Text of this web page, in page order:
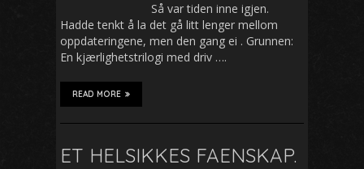
Så var tiden inne igjen.
Hadde tenkt å la det gå litt lenger mellom
oppdateringene, men den gang ei . Grunnen:
En kjærlighetstrilogi med driv ….
READ MORE
ET HELSIKKES FAENSKAP.